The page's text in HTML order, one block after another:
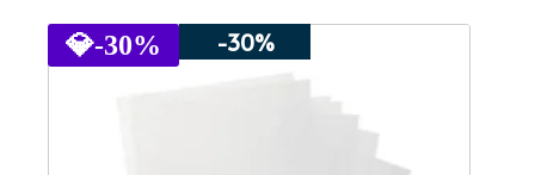
has
multiple
💎-30% -30%